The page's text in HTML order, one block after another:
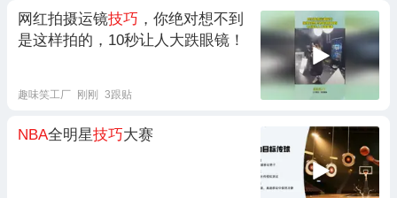
网红拍摄运镜技巧 ，你绝对想不到
是这样拍的，10秒让人大跌眼镜！
趣味笑工厂 刚刚 3跟贴
NBA全明星技巧大赛